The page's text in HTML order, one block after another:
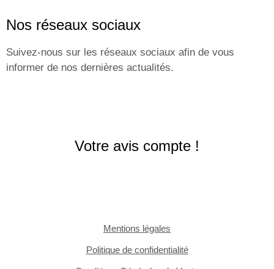
Nos réseaux sociaux
Suivez-nous sur les réseaux sociaux afin de vous
informer de nos dernières actualités.
Votre avis compte !
Mentions légales
Politique de confidentialité